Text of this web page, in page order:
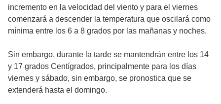
incremento en la velocidad del viento y para el viernes
comenzará a descender la temperatura que oscilará como
mínima entre los 6 a 8 grados por las mañanas y noches.
Sin embargo, durante la tarde se mantendrán entre los 14
y 17 grados Centígrados, principalmente para los días
viernes y sábado, sin embargo, se pronostica que se
extenderá hasta el domingo.